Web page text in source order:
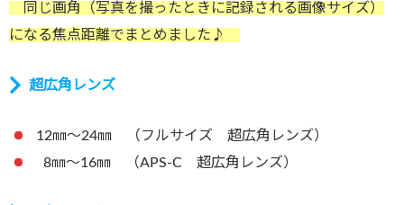
同じ画角（写真を撮ったときに記録される画像サイズ）
になる焦点距離でまとめました♪
超広角レンズ
12㎜～24㎜ （フルサイズ 超広角レンズ）
8㎜～16㎜ （APS-C 超広角レンズ）